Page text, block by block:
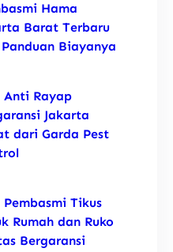
Hama
Barat Terbaru
Biayanya
Anti Rayap
Jakarta
dari Garda Pest
Pembasmi Tikus
Rumah dan Ruko
Bergaransi